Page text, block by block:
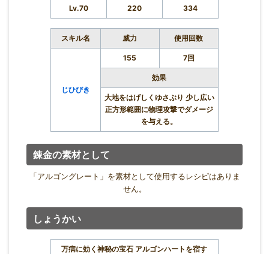
Lv.70 220 334
スキル名 威力 使用回数
じひびき
155 7回
効果
大地をはげしくゆさぶり 少し広い
正方形範囲に物理攻撃でダメージ
を与える。
錬金の素材として
「アルゴングレート」を素材として使用するレシピはありま
せん。
しょうかい
万病に効く神秘の宝石 アルゴンハートを宿す